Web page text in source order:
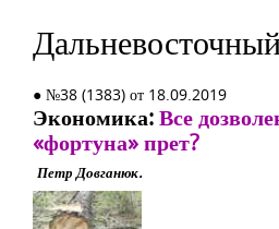
● №38 (1383) от 18.09.2019
Экономика:Все
«фортуна» прет?
Петр Довганюк.